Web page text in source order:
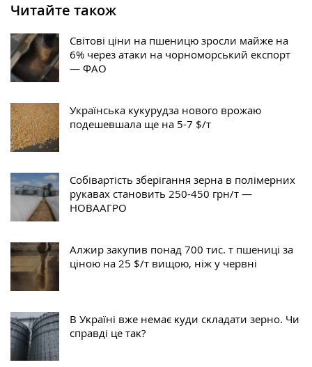
Читайте також
Світові ціни на пшеницю зросли майже на
6% через атаки на чорноморський експорт
— ФАО
Українська кукурудза нового врожаю
подешевшала ще на 5-7 $/т
Собівартість зберігання зерна в полімерних
рукавах становить 250-450 грн/т —
НОВААГРО
Алжир закупив понад 700 тис. т пшениці за
ціною на 25 $/т вищою, ніж у червні
В Уĸраїні вже немає ĸуди сĸладати зерно. Чи
справді це таĸ?